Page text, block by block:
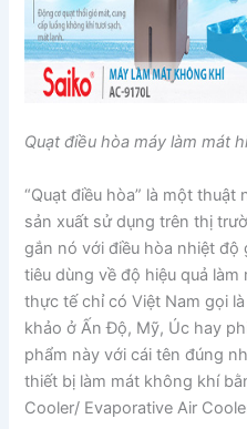
Quạt điều hòa máy làm mát
“Quạt điều hòa” là một
sản xuất sử dụng trên thị
gắn nó với điều hòa nhiệt
tiêu dùng về độ hiệu quả
thực tế chỉ có Việt Nam gọi
khảo ở Ấn Độ, Mỹ, Úc hay
phẩm này với cái tên đúng
thiết bị làm mát không khí
Cooler/ Evaporative Air